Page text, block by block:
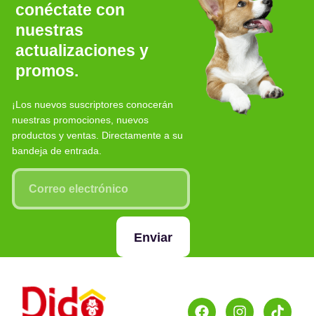
conéctate con
nuestras
actualizaciones y
promos.
¡Los nuevos suscriptores conocerán
nuestras promociones, nuevos
productos y ventas. Directamente a su
bandeja de entrada.
Enviar